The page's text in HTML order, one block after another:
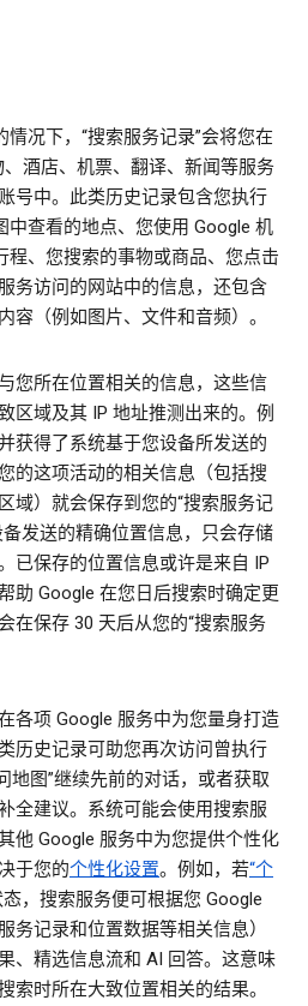
况下，“搜索服务记录”会将您在
酒店、机票、翻译、新闻等服务
号中。此类历史记录包含您执行
中查看的地点、您使用 Google 机
程、您搜索的事物或商品、您点击
务访问的网站中的信息，还包含
容（例如图片、文件和音频）。
您所在位置相关的信息，这些信
区域及其 IP 地址推测出来的。例
获得了系统基于您设备所发送的
的这项活动的相关信息（包括搜
域）就会保存到您的“搜索服务记
发送的精确位置信息，只会存储
已保存的位置信息或许是来自 IP
助 Google 在您日后搜索时确定更
在保存 30 天后从您的“搜索服务
各项 Google 服务中为您量身打造
历史记录可助您再次访问曾执行
地图”继续先前的对话，或者获取
全建议。系统可能会使用搜索服
他 Google 服务中为您提供个性化
于您的个性化设置。例如，若“个
，搜索服务便可根据您 Google
务记录和位置数据等相关信息）
、精选信息流和 AI 回答。这意味
索时所在大致位置相关的结果。